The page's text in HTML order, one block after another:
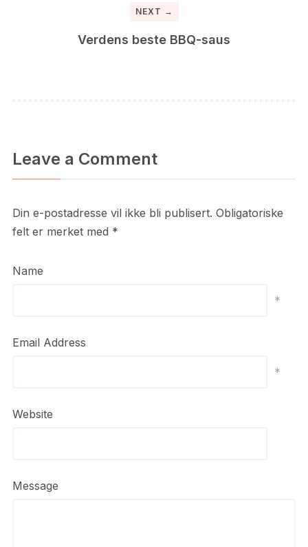
NEXT →
Verdens beste BBQ-saus
Leave a Comment
Din e-postadresse vil ikke bli publisert. Obligatoriske
felt er merket med *
Name
*
Email Address
*
Website
Message